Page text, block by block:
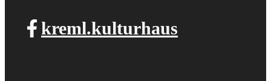
kreml.kulturhaus